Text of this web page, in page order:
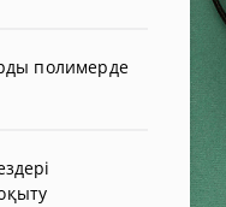
полимерде